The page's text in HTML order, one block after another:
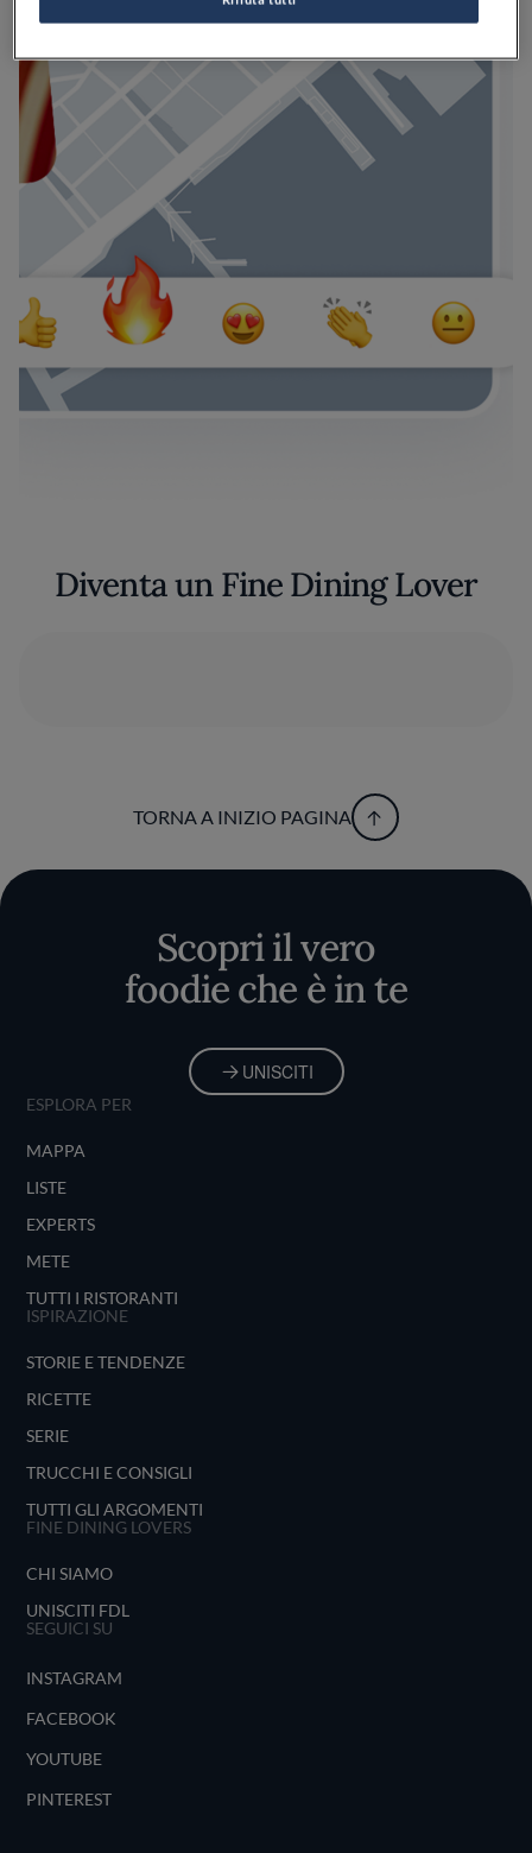
Diventa un Fine Dining Lover
TORNA A INIZIO PAGINA
Scopri il vero
foodie che è in te
UNISCITI
ESPLORA PER
MAPPA
LISTE
EXPERTS
METE
TUTTI I RISTORANTI
ISPIRAZIONE
STORIE E TENDENZE
RICETTE
SERIE
TRUCCHI E CONSIGLI
TUTTI GLI ARGOMENTI
FINE DINING LOVERS
CHI SIAMO
UNISCITI FDL
SEGUICI SU
INSTAGRAM
FACEBOOK
YOUTUBE
PINTEREST